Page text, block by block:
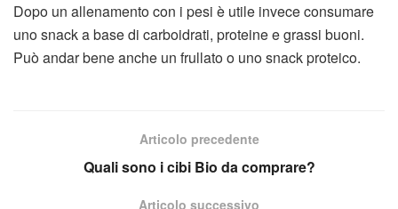
Dopo un allenamento con i pesi è utile invece consumare
uno snack a base di carboidrati, proteine e grassi buoni.
Può andar bene anche un frullato o uno snack proteico.
Articolo precedente
Quali sono i cibi Bio da comprare?
Articolo successivo